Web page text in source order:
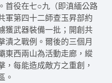
首役在七○九（即滇緬公路
軍第四十二師查玉昇部約
獲武器裝備一批；開創共
潰之戰例。爾後的三個月
東西兩山為活動走廊，縱
，每能造成敵方之重創，
。